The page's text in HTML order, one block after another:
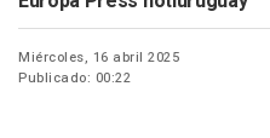
Miércoles, 16 abril 2025
Publicado: 00:22